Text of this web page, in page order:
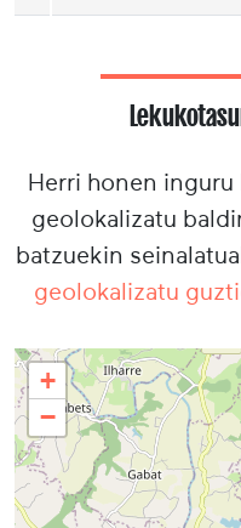
Herri honen
geolokalizatu
batzuekin
geolokalizatu
+
−